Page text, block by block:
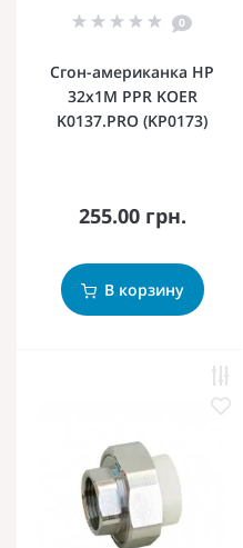
0
Сгон-американка НР
32x1M PPR KOER
K0137.PRO (KP0173)
255.00 грн.
В корзину